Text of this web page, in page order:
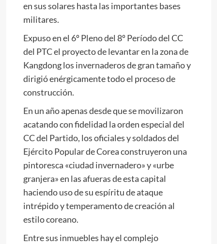
en sus solares hasta las importantes bases
militares.
Expuso en el 6º Pleno del 8º Período del CC
del PTC el proyecto de levantar en la zona de
Kangdong los invernaderos de gran tamaño y
dirigió enérgicamente todo el proceso de
construcción.
En un año apenas desde que se movilizaron
acatando con fidelidad la orden especial del
CC del Partido, los oficiales y soldados del
Ejército Popular de Corea construyeron una
pintoresca «ciudad invernadero» y «urbe
granjera» en las afueras de esta capital
haciendo uso de su espíritu de ataque
intrépido y temperamento de creación al
estilo coreano.
Entre sus inmuebles hay el complejo